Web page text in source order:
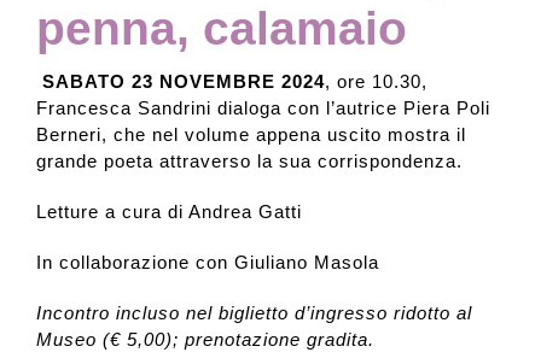
penna, calamaio
SABATO 23 NOVEMBRE 2024, ore 10.30,
Francesca Sandrini dialoga con l’autrice Piera Poli
Berneri, che nel volume appena uscito mostra il
grande poeta attraverso la sua corrispondenza.
Letture a cura di Andrea Gatti
In collaborazione con Giuliano Masola
Incontro incluso nel biglietto d’ingresso ridotto al
Museo (€ 5,00); prenotazione gradita.